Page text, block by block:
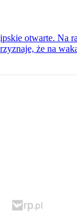
otwarte. Na
że na